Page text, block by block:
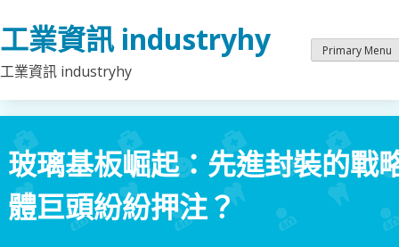
to
content
工業資訊 industryhy
工業資訊 industryhy
Primary Menu
玻璃基板崛起：先進封裝的戰
體巨頭紛紛押注？